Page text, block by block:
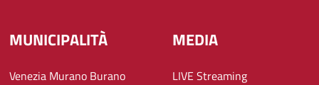
MUNICIPALITÀ
Venezia Murano Burano
MEDIA
LIVE Streaming